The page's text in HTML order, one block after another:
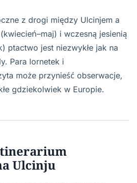
z drogi między Ulcinjem a
i wczesną jesienią
ptactwo jest niezwykłe jak na
Para lornetek i
może przynieść obserwacje,
gdziekolwiek w Europie.
Ulcinju